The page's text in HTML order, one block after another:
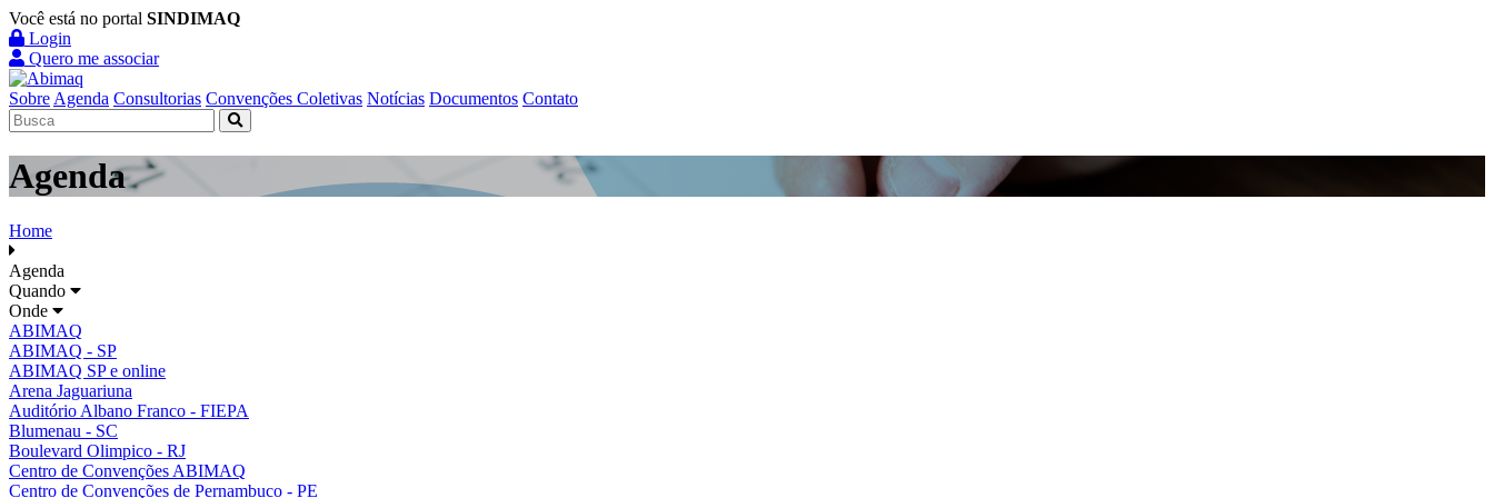
Você está no portal SINDIMAQ
Login
Quero me associar
Sobre Agenda Consultorias Convenções Coletivas Notícias Documentos Contato
Agenda
Home
Agenda
Quando
Onde
ABIMAQ
ABIMAQ - SP
ABIMAQ SP e online
Arena Jaguariuna
Auditório Albano Franco - FIEPA
Blumenau - SC
Boulevard Olimpico - RJ
Centro de Convenções ABIMAQ
Centro de Convenções de Pernambuco - PE